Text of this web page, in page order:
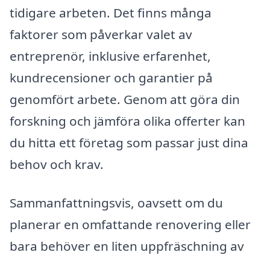
tidigare arbeten. Det finns många
faktorer som påverkar valet av
entreprenör, inklusive erfarenhet,
kundrecensioner och garantier på
genomfört arbete. Genom att göra din
forskning och jämföra olika offerter kan
du hitta ett företag som passar just dina
behov och krav.
Sammanfattningsvis, oavsett om du
planerar en omfattande renovering eller
bara behöver en liten uppfräschning av